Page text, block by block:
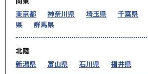
東京都
神奈川県 埼玉県 千葉県
県
群馬県
北陸
新潟県
富山県 石川県 福井県